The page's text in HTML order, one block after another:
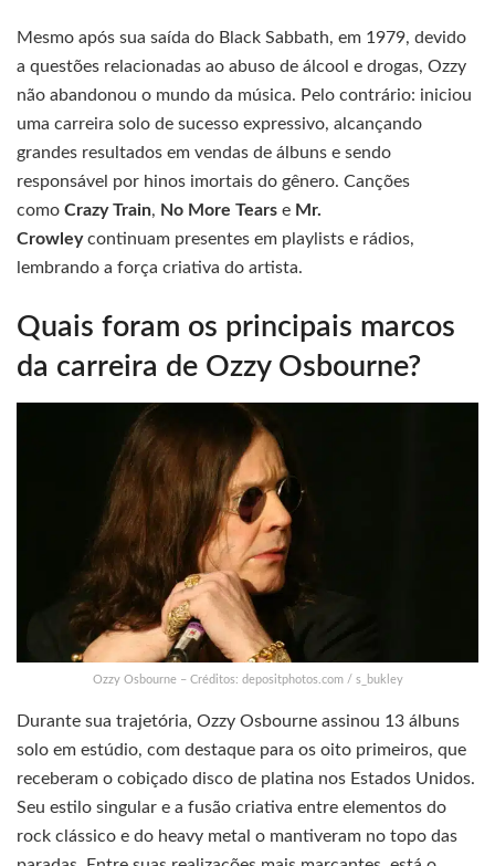
Mesmo após sua saída do Black Sabbath, em 1979, devido
a questões relacionadas ao abuso de álcool e drogas, Ozzy
não abandonou o mundo da música. Pelo contrário: iniciou
uma carreira solo de sucesso expressivo, alcançando
grandes resultados em vendas de álbuns e sendo
responsável por hinos imortais do gênero. Canções
como Crazy Train, No More Tears e Mr.
Crowleycontinuam presentes em playlists e rádios,
lembrando a força criativa do artista.
Quais foram os principais marcos
da carreira de Ozzy Osbourne?
Ozzy Osbourne – Créditos: depositphotos.com / s_bukley
Durante sua trajetória, Ozzy Osbourne assinou 13 álbuns
solo em estúdio, com destaque para os oito primeiros, que
receberam o cobiçado disco de platina nos Estados Unidos.
Seu estilo singular e a fusão criativa entre elementos do
rock clássico e do heavy metal o mantiveram no topo das